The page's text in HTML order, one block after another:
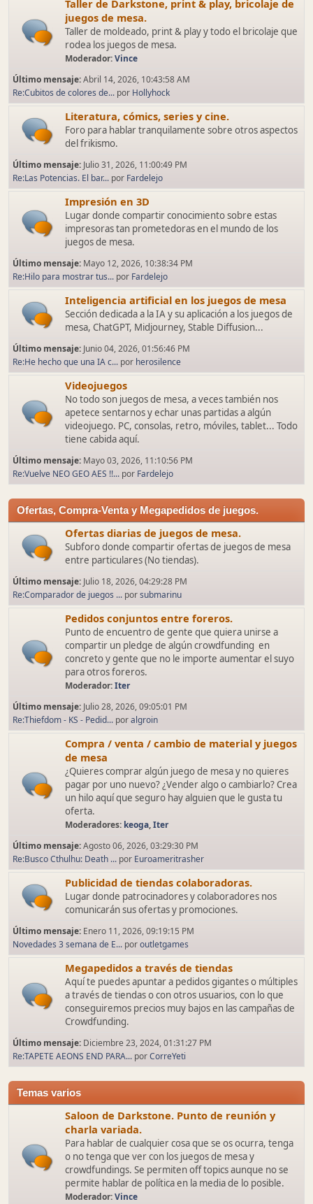
Taller de Darkstone, print & play, bricolaje de
juegos de mesa.
Taller de moldeado, print & play y todo el bricolaje que
rodea los juegos de mesa.
Moderador:Vince
Último mensaje:Abril 14, 2026, 10:43:58 AM
Re:Cubitos de colores de... por Hollyhock
Literatura, cómics, series y cine.
Foro para hablar tranquilamente sobre otros aspectos
del frikismo.
Último mensaje: Julio 31, 2026, 11:00:49 PM
Re:Las Potencias. El bar... por Fardelejo
Impresión en 3D
Lugar donde compartir conocimiento sobre estas
impresoras tan prometedoras en el mundo de los
juegos de mesa.
Último mensaje: Mayo 12, 2026, 10:38:34 PM
Re:Hilo para mostrar tus... por Fardelejo
Inteligencia artificial en los juegos de mesa
Sección dedicada a la IA y su aplicación a los juegos de
mesa, ChatGPT, Midjourney, Stable Diffusion...
Último mensaje: Junio 04, 2026, 01:56:46 PM
Re:He hecho que una IA c... por herosilence
Videojuegos
No todo son juegos de mesa, a veces también nos
apetece sentarnos y echar unas partidas a algún
videojuego. PC, consolas, retro, móviles, tablet... Todo
tiene cabida aquí.
Último mensaje: Mayo 03, 2026, 11:10:56 PM
Re:Vuelve NEO GEO AES !!... por Fardelejo
Ofertas, Compra-Venta y Megapedidos de juegos.
Ofertas diarias de juegos de mesa.
Subforo donde compartir ofertas de juegos de mesa
entre particulares (No tiendas).
Último mensaje: Julio 18, 2026, 04:29:28 PM
Re:Comparador de juegos ... porsubmarinu
Pedidos conjuntos entre foreros.
Punto de encuentro de gente que quiera unirse a
compartir un pledge de algún crowdfunding en
concreto y gente que no le importe aumentar el suyo
para otros foreros.
Moderador:Iter
Último mensaje: Julio 28, 2026, 09:05:01 PM
Re:Thiefdom - KS - Pedid... poralgroin
Compra / venta / cambio de material y juegos
de mesa
¿Quieres comprar algún juego de mesa y no quieres
pagar por uno nuevo? ¿Vender algo o cambiarlo? Crea
un hilo aquí que seguro hay alguien que le gusta tu
oferta.
Moderadores: keoga,Iter
Último mensaje:Agosto 06, 2026, 03:29:30 PM
Re:Busco Cthulhu: Death ... por Euroameritrasher
Publicidad de tiendas colaboradoras.
Lugar donde patrocinadores y colaboradores nos
comunicarán sus ofertas y promociones.
Último mensaje: Enero 11, 2026, 09:19:15 PM
Novedades 3 semana de E... poroutletgames
Megapedidos a través de tiendas
Aquí te puedes apuntar a pedidos gigantes o múltiples
a través de tiendas o con otros usuarios, con lo que
conseguiremos precios muy bajos en las campañas de
Crowdfunding.
Último mensaje: Diciembre 23, 2024, 01:31:27 PM
Re:TAPETE AEONS END PARA... porCorreYeti
Temas varios
Saloon de Darkstone. Punto de reunión y
charla variada.
Para hablar de cualquier cosa que se os ocurra, tenga
o no tenga que ver con los juegos de mesa y
crowdfundings. Se permiten off topics aunque no se
permite hablar de política en la media de lo posible.
Moderador:Vince